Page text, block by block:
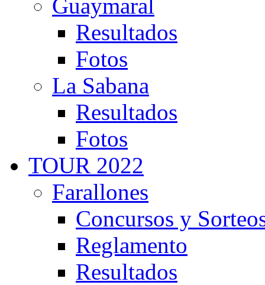
Guaymaral
Resultados
Fotos
La Sabana
Resultados
Fotos
TOUR 2022
Farallones
Concursos y
Reglamento
Resultados